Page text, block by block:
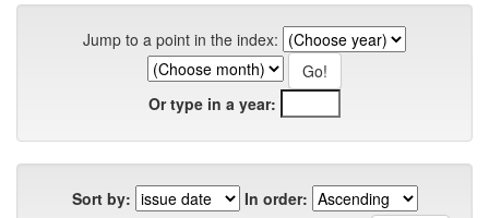
Jump to a point in the index:
Or type in a year:
Sort by:
In order: